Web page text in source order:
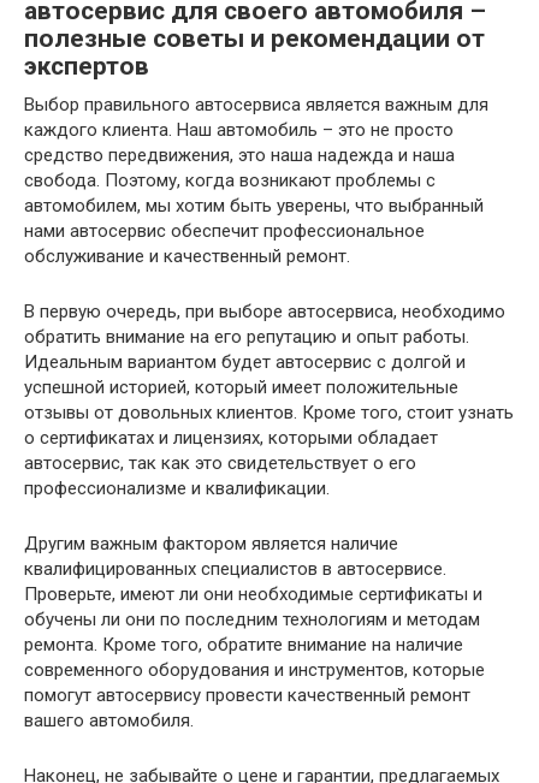
автосервис для своего автомобиля –
полезные советы и рекомендации от
экспертов
Выбор правильного автосервиса является важным для
каждого клиента. Наш автомобиль – это не просто
средство передвижения, это наша надежда и наша
свобода. Поэтому, когда возникают проблемы с
автомобилем, мы хотим быть уверены, что выбранный
нами автосервис обеспечит профессиональное
обслуживание и качественный ремонт.
В первую очередь, при выборе автосервиса, необходимо
обратить внимание на его репутацию и опыт работы.
Идеальным вариантом будет автосервис с долгой и
успешной историей, который имеет положительные
отзывы от довольных клиентов. Кроме того, стоит узнать
о сертификатах и лицензиях, которыми обладает
автосервис, так как это свидетельствует о его
профессионализме и квалификации.
Другим важным фактором является наличие
квалифицированных специалистов в автосервисе.
Проверьте, имеют ли они необходимые сертификаты и
обучены ли они по последним технологиям и методам
ремонта. Кроме того, обратите внимание на наличие
современного оборудования и инструментов, которые
помогут автосервису провести качественный ремонт
вашего автомобиля.
Наконец, не забывайте о цене и гарантии, предлагаемых